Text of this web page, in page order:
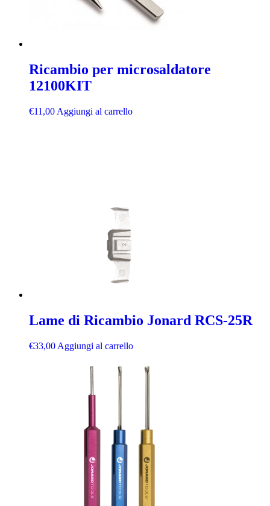
Ricambio per microsaldatore
12100KIT
€11,00 Aggiungi al carrello
Lame di Ricambio Jonard RCS-25R
€33,00 Aggiungi al carrello